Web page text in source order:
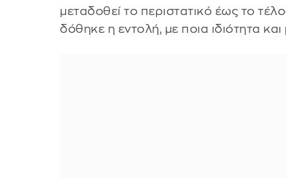
μεταδοθεί το περιστατικό έως το
δόθηκε η εντολή, με ποια ιδιότητα και